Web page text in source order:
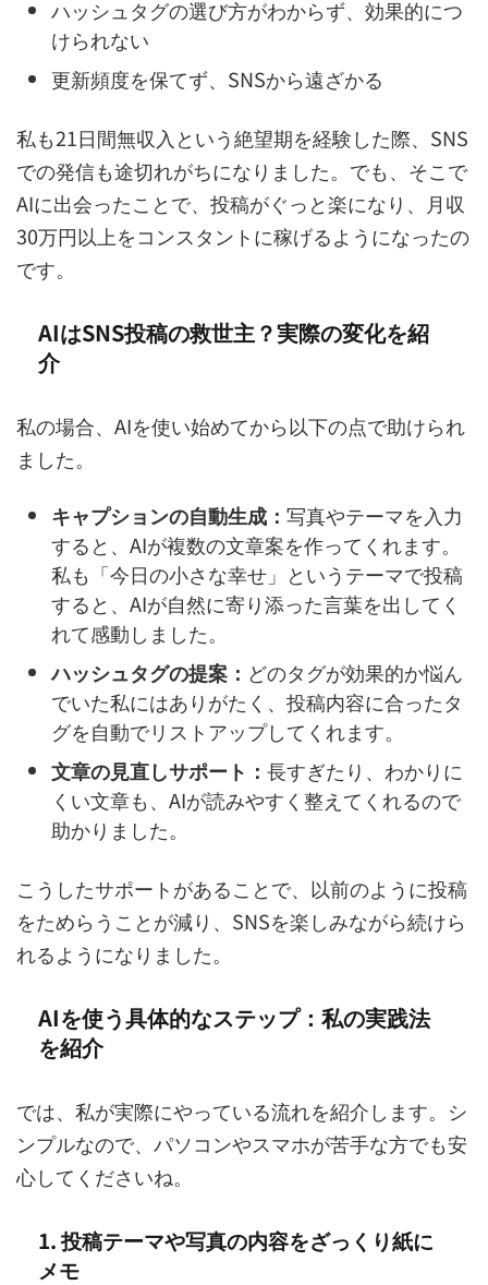
ハッシュタグの選び方がわからず、効果的につ
けられない
更新頻度を保てず、SNSから遠ざかる
私も21日間無収入という絶望期を経験した際、SNS
での発信も途切れがちになりました。でも、そこで
AIに出会ったことで、投稿がぐっと楽になり、月収
30万円以上をコンスタントに稼げるようになったの
です。
AIはSNS投稿の救世主？実際の変化を紹
介
私の場合、AIを使い始めてから以下の点で助けられ
ました。
キャプションの自動生成： 写真やテーマを入力
すると、AIが複数の文章案を作ってくれます。
私も「今日の小さな幸せ」というテーマで投稿
すると、AIが自然に寄り添った言葉を出してく
れて感動しました。
ハッシュタグの提案： どのタグが効果的か悩ん
でいた私にはありがたく、投稿内容に合ったタ
グを自動でリストアップしてくれます。
文章の見直しサポート： 長すぎたり、わかりに
くい文章も、AIが読みやすく整えてくれるので
助かりました。
こうしたサポートがあることで、以前のように投稿
をためらうことが減り、SNSを楽しみながら続けら
れるようになりました。
AIを使う具体的なステップ：私の実践法
を紹介
では、私が実際にやっている流れを紹介します。シ
ンプルなので、パソコンやスマホが苦手な方でも安
心してくださいね。
1. 投稿テーマや写真の内容をざっくり紙に
メモ